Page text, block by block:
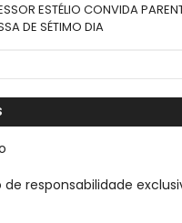
ESTÉLIO CONVIDA
DE SÉTIMO DIA
responsabilidade